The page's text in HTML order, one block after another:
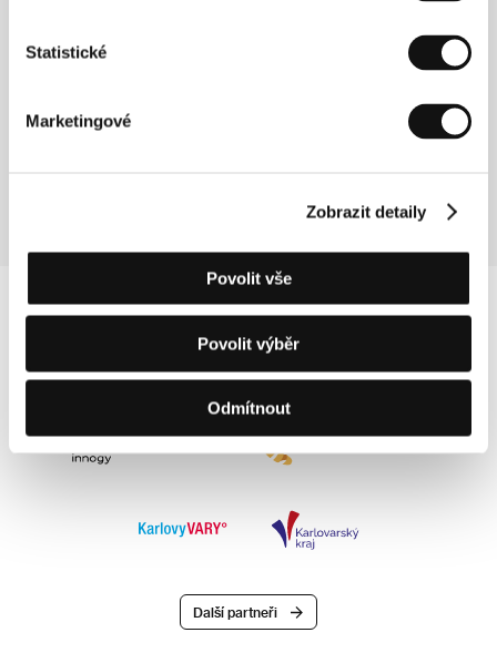
Statistické
Marketingové
Zobrazit detaily
Povolit vše
Povolit výběr
Odmítnout
Andrea Porporati publikoval dva romány vydané
Mondadorim, La felicita impura (Nečisté štěstí, 1990)
mimo jiné na scénářích filmů Carla Lizzaniho a
Další partneři